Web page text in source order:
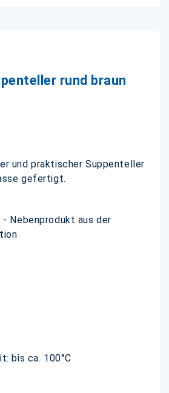
rund braun
und praktischer Suppenteller
gefertigt.
- Nebenprodukt aus der
bis ca. 100°C